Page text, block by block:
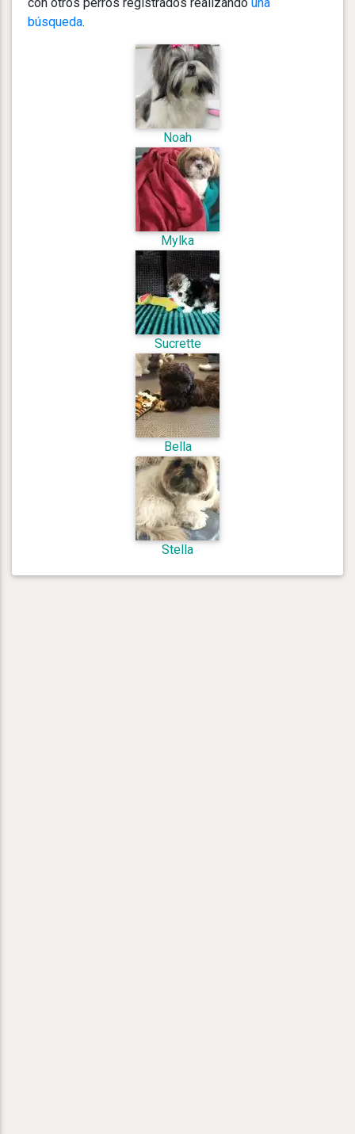
búsqueda.
Noah
Mylka
Sucrette
Bella
Stella